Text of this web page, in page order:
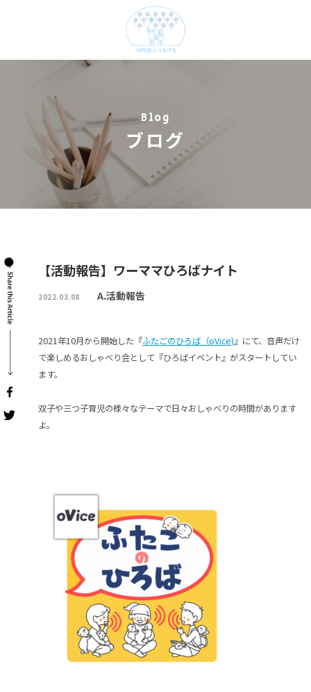
Blog
ブログ
【活動報告】ワーママひろばナイト
2022.03.08 A.活動報告
2021年10月から開始した『ふたごのひろば（oVice)』にて、音声だけ
で楽しめるおしゃべり会として『ひろばイベント』がスタートしてい
ます。
双子や三つ子育児の様々なテーマで日々おしゃべりの時間があります
よ。